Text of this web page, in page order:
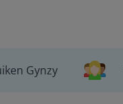
Gynzy